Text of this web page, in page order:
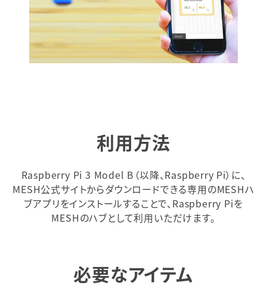
利用方法
Raspberry Pi 3 Model B（以降、Raspberry Pi）に、
MESH公式サイトからダウンロードできる専用のMESHハ
ブアプリをインストールすることで、Raspberry Piを
MESHのハブとして利用いただけます。
必要なアイテム